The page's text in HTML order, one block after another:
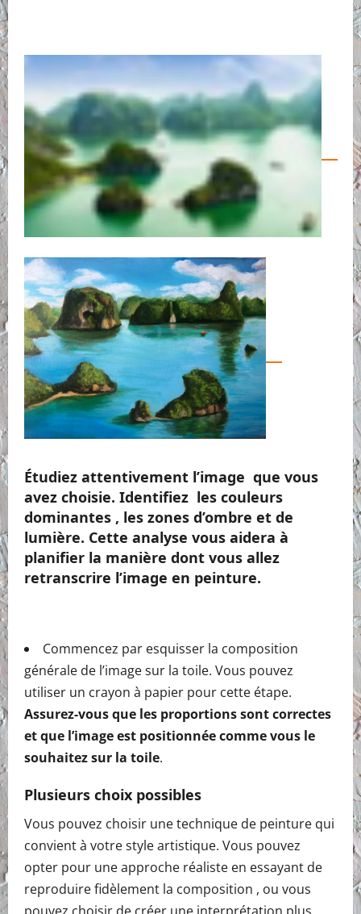
Étudiez attentivement l’image que vous
avez choisie. Identifiez les couleurs
dominantes , les zones d’ombre et de
lumière. Cette analyse vous aidera à
planifier la manière dont vous allez
retranscrire l’image en peinture.
Commencez par esquisser la composition
générale de l’image sur la toile. Vous pouvez
utiliser un crayon à papier pour cette étape.
Assurez-vous que les proportions sont correctes
et que l’image est positionnée comme vous le
souhaitez sur la toile.
Plusieurs choix possibles
Vous pouvez choisir une technique de peinture qui
convient à votre style artistique. Vous pouvez
opter pour une approche réaliste en essayant de
reproduire fidèlement la composition , ou vous
pouvez choisir de créer une interprétation plus